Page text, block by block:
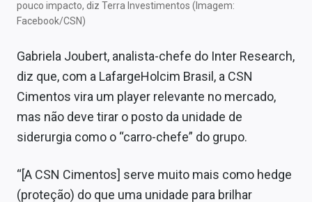
pouco impacto, diz Terra Investimentos (Imagem:
Facebook/CSN)
Gabriela Joubert, analista-chefe do Inter Research,
diz que, com a LafargeHolcim Brasil, a CSN
Cimentos vira um player relevante no mercado,
mas não deve tirar o posto da unidade de
siderurgia como o “carro-chefe” do grupo.
“[A CSN Cimentos] serve muito mais como hedge
(proteção) do que uma unidade para brilhar